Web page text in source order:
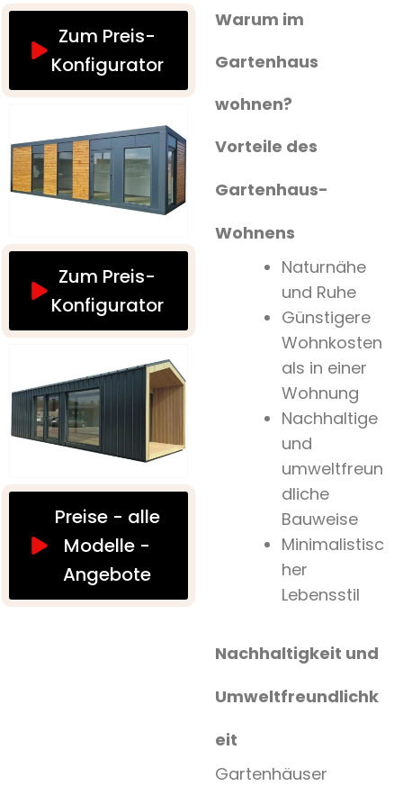
Zum Preis-
Konfigurator
Zum Preis-
Konfigurator
Preise - alle
Modelle -
Angebote
Warum im
Gartenhaus
wohnen?
Vorteile des
Gartenhaus-
Wohnens
Naturnähe
und Ruhe
Günstigere
Wohnkosten
als in einer
Wohnung
Nachhaltige
und
umweltfreun
dliche
Bauweise
Minimalistisc
her
Lebensstil
Nachhaltigkeit und
Umweltfreundlichk
eit
Gartenhäuser